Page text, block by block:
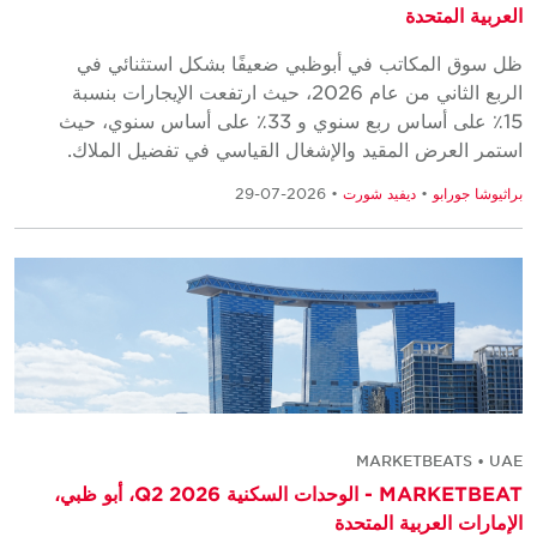
العربية المتحدة
ظل سوق المكاتب في أبوظبي ضعيفًا بشكل استثنائي في
الربع الثاني من عام 2026، حيث ارتفعت الإيجارات بنسبة
15٪ على أساس ربع سنوي و 33٪ على أساس سنوي، حيث
استمر العرض المقيد والإشغال القياسي في تفضيل الملاك.
براثيوشا جورابو • ديفيد شورت • 2026-07-29
MARKETBEATS • UAE
MARKETBEAT - الوحدات السكنية Q2 2026، أبو ظبي،
الإمارات العربية المتحدة